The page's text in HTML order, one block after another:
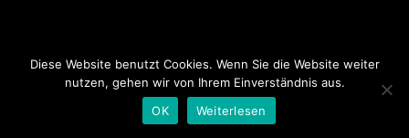
Diese Website benutzt Cookies. Wenn Sie die Website weiter
nutzen, gehen wir von Ihrem Einverständnis aus.
OK
Weiterlesen